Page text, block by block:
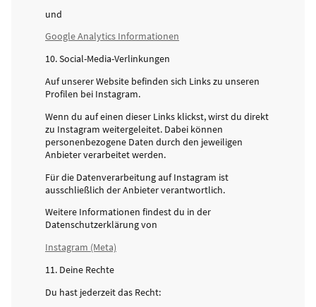
und
Google Analytics Informationen
10. Social-Media-Verlinkungen
Auf unserer Website befinden sich Links zu unseren
Profilen bei Instagram.
Wenn du auf einen dieser Links klickst, wirst du direkt
zu Instagram weitergeleitet. Dabei können
personenbezogene Daten durch den jeweiligen
Anbieter verarbeitet werden.
Für die Datenverarbeitung auf Instagram ist
ausschließlich der Anbieter verantwortlich.
Weitere Informationen findest du in der
Datenschutzerklärung von
Instagram (Meta)
11. Deine Rechte
Du hast jederzeit das Recht: